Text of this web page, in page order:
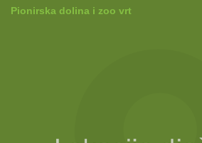
Pionirska dolina i zoo vrt